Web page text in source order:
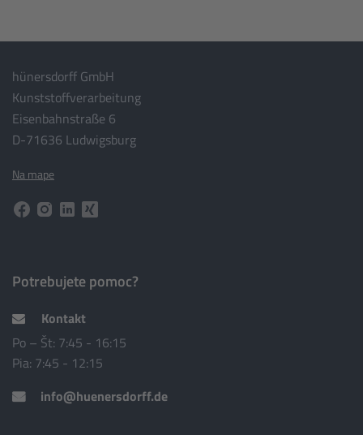
hünersdorff GmbH
Kunststoffverarbeitung
Eisenbahnstraße 6
D-71636 Ludwigsburg
Na mape
Potrebujete pomoc?
Kontakt
Po – Št: 7:45 - 16:15
Pia: 7:45 - 12:15
info@huenersdorff.de